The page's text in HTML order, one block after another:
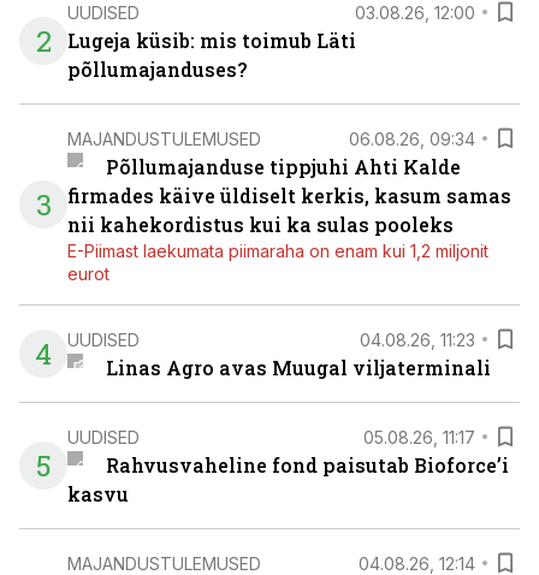
2
UUDISED 03.08.26, 12:00
Lugeja küsib: mis toimub Läti
põllumajanduses?
3
MAJANDUSTULEMUSED 06.08.26, 09:34
Põllumajanduse tippjuhi Ahti Kalde
firmades käive üldiselt kerkis, kasum samas
nii kahekordistus kui ka sulas pooleks
E-Piimast laekumata piimaraha on enam kui 1,2 miljonit
eurot
4 UUDISED 04.08.26, 11:23
Linas Agro avas Muugal viljaterminali
5
UUDISED 05.08.26, 11:17
Rahvusvaheline fond paisutab Bioforce’i
kasvu
MAJANDUSTULEMUSED 04.08.26, 12:14